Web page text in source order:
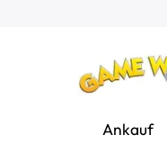
Ankauf